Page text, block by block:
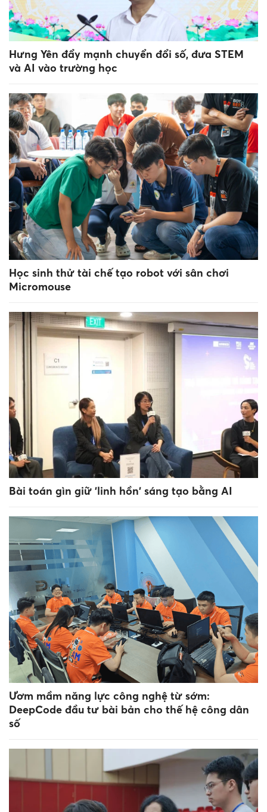
Hưng Yên đẩy mạnh chuyển đổi số, đưa STEM
và AI vào trường học
Học sinh thử tài chế tạo robot với sân chơi
Micromouse
Bài toán gìn giữ 'linh hồn' sáng tạo bằng AI
Ươm mầm năng lực công nghệ từ sớm:
DeepCode đầu tư bài bản cho thế hệ công dân
số